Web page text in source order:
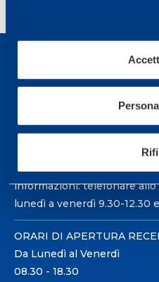
21057 Olgiate Olona
Per prenotare una visita o
informazioni: telefonare allo
lunedì a venerdì 9.30-12.30 e
ORARI DI APERTURA
Da Lunedì al Venerdì
08.30 - 18.30